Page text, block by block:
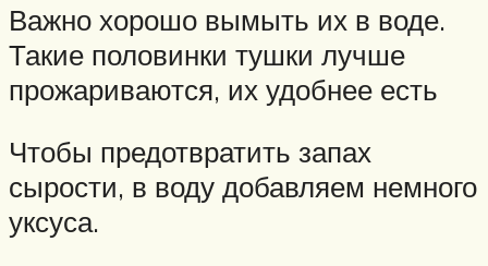
Важно хорошо вымыть их в воде.
Такие половинки тушки лучше
прожариваются, их удобнее есть
Чтобы предотвратить запах
сырости, в воду добавляем немного
уксуса.